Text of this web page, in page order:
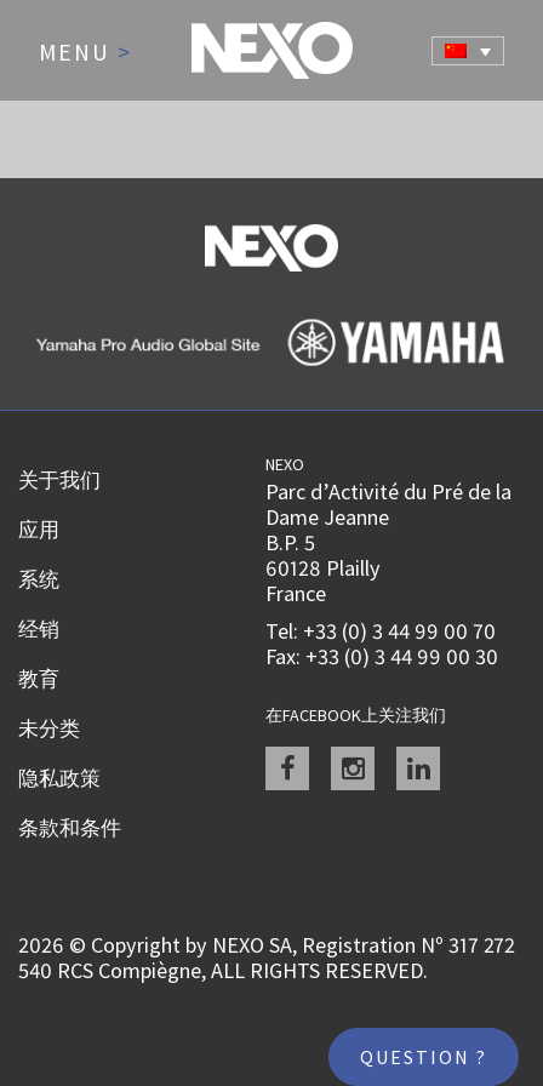
QUESTION ?
MENU >
关于我们
应用
系统
经销
教育
未分类
隐私政策
条款和条件
NEXO
Parc d’Activité du Pré de la
Dame Jeanne
B.P. 5
60128 Plailly
France
Tel: +33 (0) 3 44 99 00 70
Fax: +33 (0) 3 44 99 00 30
在FACEBOOK上关注我们
Facebookinstagramlinkedin
2026 © Copyright by NEXO SA, Registration Nº 317 272
540 RCS Compiègne, ALL RIGHTS RESERVED.